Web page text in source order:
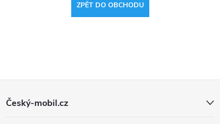
ZPĚT DO OBCHODU
ZČeský-mobil.cz